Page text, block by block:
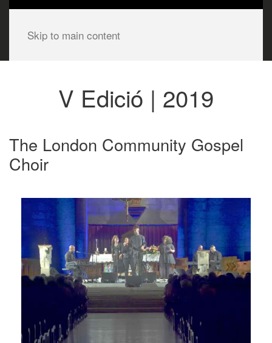
Skip to main content
V Edició | 2019
The London Community Gospel
Choir